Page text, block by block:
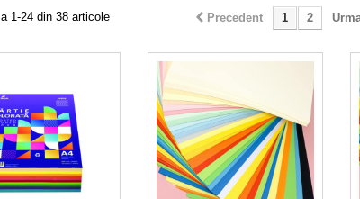
Precedent 1 2
1-24 din 38 articole